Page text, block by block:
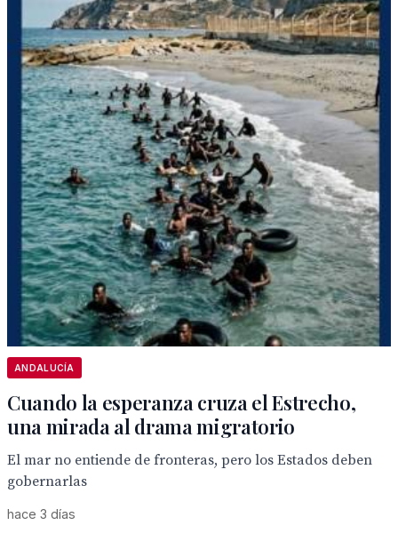
ANDALUCÍA
Cuando la esperanza cruza el Estrecho,
una mirada al drama migratorio
El mar no entiende de fronteras, pero los Estados deben
gobernarlas
hace 3 días